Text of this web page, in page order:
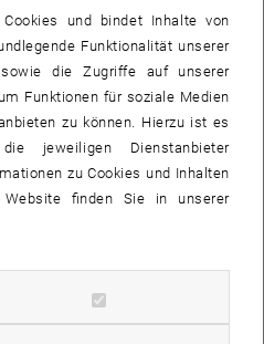
der Fakultät für
und bindet Inhalte von
Funktionalität unserer
die Zugriffe auf unserer
Funktionen für soziale Medien
zu können. Hierzu ist es
jeweiligen Dienstanbieter
zu Cookies und Inhalten
finden Sie in unserer
Cookies zulassen